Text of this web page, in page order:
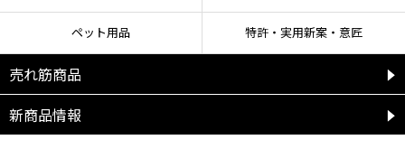
ペット用品 特許・実用新案・意匠
売れ筋商品
新商品情報